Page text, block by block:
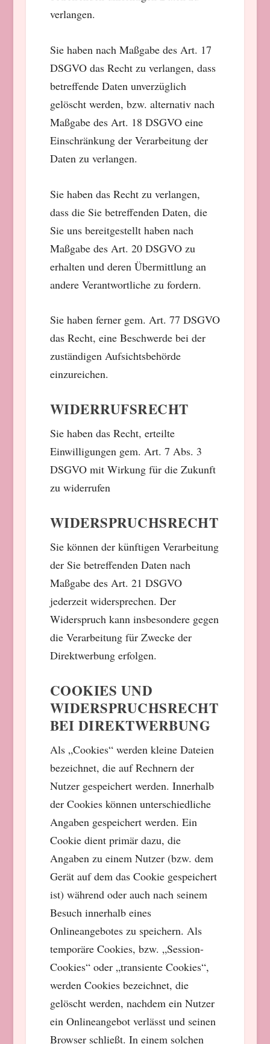
verlangen.
Sie haben nach Maßgabe des Art. 17
DSGVO das Recht zu verlangen, dass
betreffende Daten unverzüglich
gelöscht werden, bzw. alternativ nach
Maßgabe des Art. 18 DSGVO eine
Einschränkung der Verarbeitung der
Daten zu verlangen.
Sie haben das Recht zu verlangen,
dass die Sie betreffenden Daten, die
Sie uns bereitgestellt haben nach
Maßgabe des Art. 20 DSGVO zu
erhalten und deren Übermittlung an
andere Verantwortliche zu fordern.
Sie haben ferner gem. Art. 77 DSGVO
das Recht, eine Beschwerde bei der
zuständigen Aufsichtsbehörde
einzureichen.
WIDERRUFSRECHT
Sie haben das Recht, erteilte
Einwilligungen gem. Art. 7 Abs. 3
DSGVO mit Wirkung für die Zukunft
zu widerrufen
WIDERSPRUCHSRECHT
Sie können der künftigen Verarbeitung
der Sie betreffenden Daten nach
Maßgabe des Art. 21 DSGVO
jederzeit widersprechen. Der
Widerspruch kann insbesondere gegen
die Verarbeitung für Zwecke der
Direktwerbung erfolgen.
COOKIES UND
WIDERSPRUCHSRECHT
BEI DIREKTWERBUNG
Als „Cookies“ werden kleine Dateien
bezeichnet, die auf Rechnern der
Nutzer gespeichert werden. Innerhalb
der Cookies können unterschiedliche
Angaben gespeichert werden. Ein
Cookie dient primär dazu, die
Angaben zu einem Nutzer (bzw. dem
Gerät auf dem das Cookie gespeichert
ist) während oder auch nach seinem
Besuch innerhalb eines
Onlineangebotes zu speichern. Als
temporäre Cookies, bzw. „Session-
Cookies“ oder „transiente Cookies“,
werden Cookies bezeichnet, die
gelöscht werden, nachdem ein Nutzer
ein Onlineangebot verlässt und seinen
Browser schließt. In einem solchen